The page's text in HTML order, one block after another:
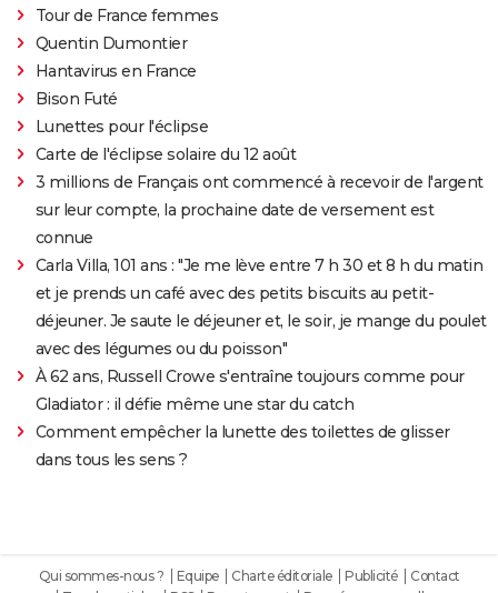
Tour de France femmes
Quentin Dumontier
Hantavirus en France
Bison Futé
Lunettes pour l'éclipse
Carte de l'éclipse solaire du 12 août
3 millions de Français ont commencé à recevoir de l'argent
sur leur compte, la prochaine date de versement est
connue
Carla Villa, 101 ans : "Je me lève entre 7 h 30 et 8 h du matin
et je prends un café avec des petits biscuits au petit-
déjeuner. Je saute le déjeuner et, le soir, je mange du poulet
avec des légumes ou du poisson"
À 62 ans, Russell Crowe s'entraîne toujours comme pour
Gladiator : il défie même une star du catch
Comment empêcher la lunette des toilettes de glisser
dans tous les sens ?
Qui sommes-nous ? Equipe Charte éditoriale Publicité
Contact